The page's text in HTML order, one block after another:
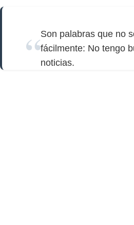
Son palabras que no
fácilmente: No tengo
noticias.